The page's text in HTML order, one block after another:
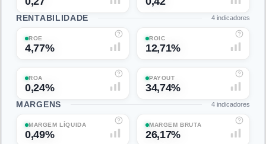
RENTABILIDADE 4 indicadores
ROE
4,77%
ROIC
12,71%
ROA
0,24%
PAYOUT
34,74%
MARGENS 4 indicadores
MARGEM LÍQUIDA
0,49%
MARGEM BRUTA
26,17%